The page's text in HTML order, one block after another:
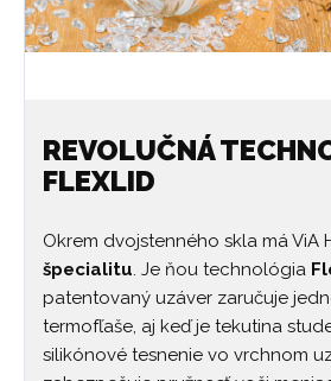
REVOLUČNÁ
FLEXLID
Okrem dvojstenného skla má ViA
špecialitu. Je ňou technológia
patentovaný uzáver zaručuje
termofľaše, aj keď je tekutina
silikónové tesnenie vo vrchnom